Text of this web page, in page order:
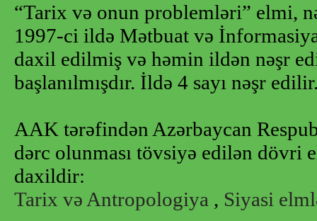
“Tarix və onun problemləri” elmi,
1997-ci ildə Mətbuat və
daxil edilmiş və həmin ildən nəşr
başlanılmışdır. İldə 4 sayı nəşr
AAK tərəfindən Azərbaycan
dərc olunması tövsiyə edilən dövri
daxildir:
Tarix və Antropologiya , Siyasi